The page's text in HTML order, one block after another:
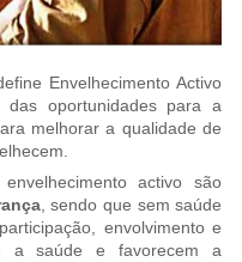
Envelhecimento Activo
oportunidades para a
melhorar a qualidade de
activo são
, sendo que sem saúde
envolvimento e
a saúde e favorecem a